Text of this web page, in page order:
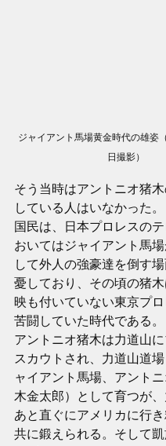
ジャイアント馬場黄金時代の雄姿
日撮影）
そう当時はアントニオ猪
している人はいなかった。
国民は、日本プロレスの
おいてはジャイアント馬
して外人の強豪達を倒す
憂しており、その頃の猪
映も付いていない東京プ
苦闘していた時代である。
アントニオ猪木は力道山
スカウトされ、力道山道
ャイアント馬場、アント
木金太郎）として育つが
あと直ぐにアメリカに行
共に鍛えられる。そして